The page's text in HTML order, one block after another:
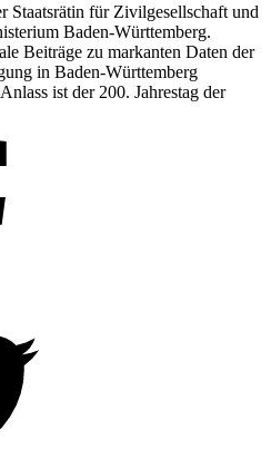
Staatsrätin für Zivilgesellschaft und
Baden-Württemberg.
Beiträge zu markanten Daten der
in Baden-Württemberg
ist der 200. Jahrestag der